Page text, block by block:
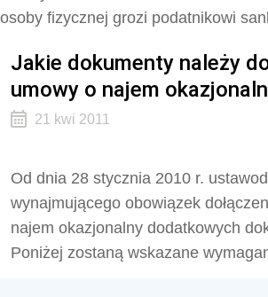
osoby fizycznej grozi podatnikowi
Jakie dokumenty należy
umowy o najem
21 kwi 2011
Od dnia 28 stycznia 2010 r.
wynajmującego obowiązek
najem okazjonalny dodatkowych
Poniżej zostaną wskazane